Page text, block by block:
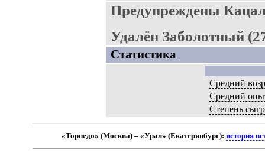
Предупреждены
Удалён Заболотный
Статистика
Средний
Средний
Степень
«Торпедо» (Москва) – «Урал» (Екатеринбург):история